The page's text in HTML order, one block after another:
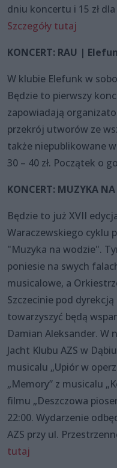
dniu koncertu i 15 zł
Szczegóły tutaj
KONCERT: RAU |
W klubie Elefunk w
Będzie to pierwszy
zapowiadają
przekrój utworów ze
także niepublikowane
30 – 40 zł. Początek o
KONCERT: MUZYKA
Będzie to już XVII
Waraczewskiego cyklu
"Muzyka na wodzie".
poniesie na swych
musicalowe, a
Szczecinie pod
towarzyszyć będą
Damian Aleksander. W
Jacht Klubu AZS w
musicalu „Upiór w
„Memory” z musicalu
filmu „Deszczowa
22:00. Wydarzenie
AZS przy ul.
tutaj